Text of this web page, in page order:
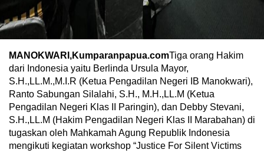
MANOKWARI,Kumparanpapua.comTiga orang Hakim
dari Indonesia yaitu Berlinda Ursula Mayor,
S.H.,LL.M.,M.I.R (Ketua Pengadilan Negeri IB Manokwari),
Ranto Sabungan Silalahi, S.H., M.H.,LL.M (Ketua
Pengadilan Negeri Klas II Paringin), dan Debby Stevani,
S.H.,LL.M (Hakim Pengadilan Negeri Klas II Marabahan) di
tugaskan oleh Mahkamah Agung Republik Indonesia
mengikuti kegiatan workshop “Justice For Silent Victims